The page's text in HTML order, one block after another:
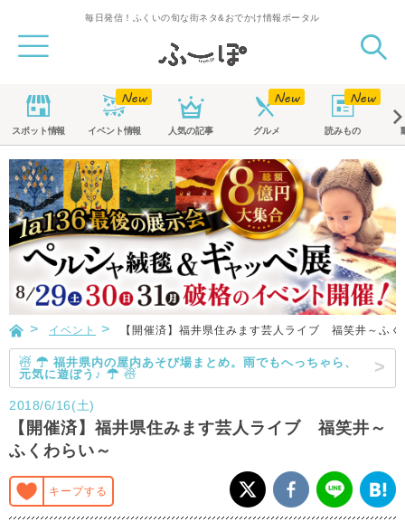
毎日発信！ふくいの旬な街ネタ&おでかけ情報ポータル
スポット情報 イベント情報 人気の記事 グルメ 読みもの
イベント 【開催済】福井県住みます芸人ライブ 福笑井～ふく
☃ ☂ 福井県内の屋内あそび場まとめ。雨でもへっちゃら、
元気に遊ぼう♪ ☂ ☃
2018/6/16(土)
【開催済】福井県住みます芸人ライブ 福笑井～
ふくわらい～
キープする